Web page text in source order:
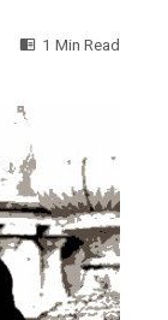
1 Min Read